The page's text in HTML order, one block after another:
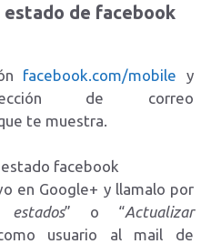
de facebook
facebook.com/mobile y
de correo
te muestra.
en Google+ y llamalo por
estados” o “Actualizar
usuario al mail de